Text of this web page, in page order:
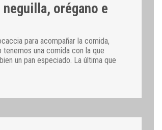
neguilla, orégano e
para acompañar la comida,
una comida con la que
un pan especiado. La última que